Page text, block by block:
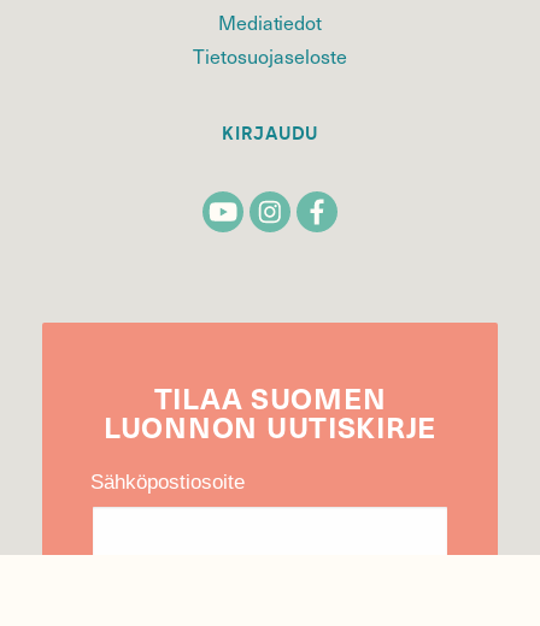
Mediatiedot
Tietosuojaseloste
KIRJAUDU
TILAA SUOMEN
LUONNON UUTIS­KIRJE
Sähköpostiosoite